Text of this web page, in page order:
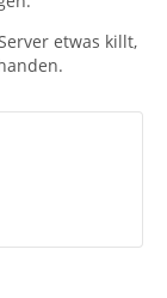
etwas killt,